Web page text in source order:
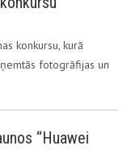
konkursu, kurā
fotogrāfijas un
“Huawei